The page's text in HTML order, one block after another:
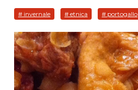
# invernale # etnica # portogallo